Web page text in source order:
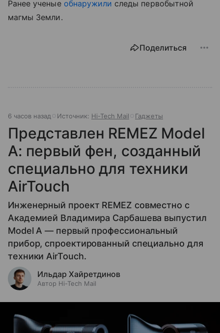
Ранее ученые обнаружили следы первобытной
магмы Земли.
Поделиться
6 часов назад Источник: Hi-Tech Mail Гаджеты
Представлен REMEZ Model
A: первый фен, созданный
специально для техники
AirTouch
Инженерный проект REMEZ совместно с
Академией Владимира Сарбашева выпустил
Model A — первый профессиональный
прибор, спроектированный специально для
техники AirTouch.
Ильдар Хайретдинов
Автор Hi-Tech Mail